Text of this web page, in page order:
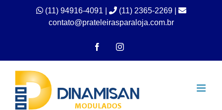
(11) 94916-4091
(11) 2365-2269 |
contato@prateleirasparaloja.com.br
FacebookInstagram